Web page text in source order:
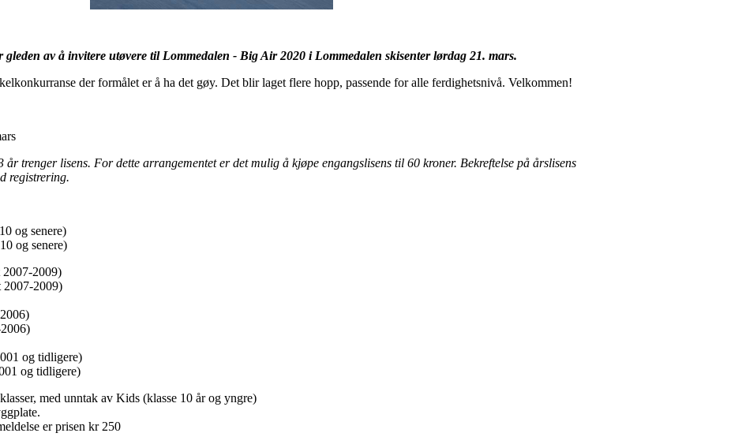
av å invitere utøvere til Lommedalen - Big Air 2020 i Lommedalen skisenter lørdag 21. mars.
der formålet er å ha det gøy. Det blir laget flere hopp, passende for alle ferdighetsnivå. Velkommen!
trenger lisens. For dette arrangementet er det mulig å kjøpe engangslisens til 60 kroner. Bekreftelse på årslisens
registrering.
og senere)
og senere)
2009)
2007-2009)
og tidligere)
og tidligere)
med unntak av Kids (klasse 10 år og yngre)
er prisen kr 250